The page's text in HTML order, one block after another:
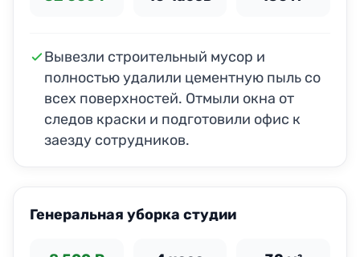
Вывезли строительный мусор и
полностью удалили цементную пыль со
всех поверхностей. Отмыли окна от
следов краски и подготовили офис к
заезду сотрудников.
Генеральная уборка студии